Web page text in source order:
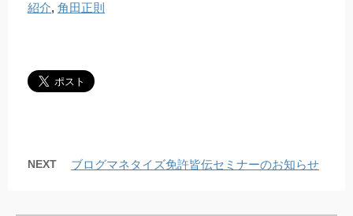
紹介, 角田正則
NEXT ブログマネタイズ免許皆伝セミナーのお知らせ